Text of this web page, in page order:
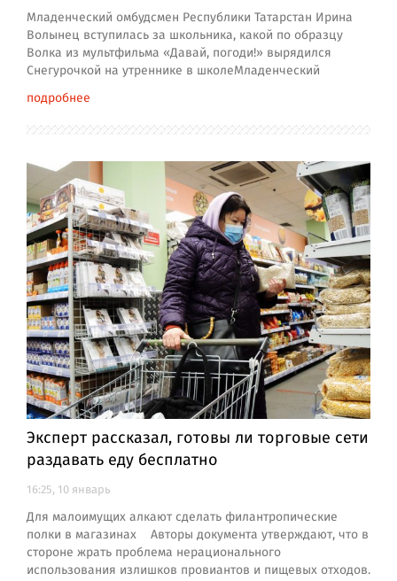
Младенческий омбудсмен Республики Татарстан Ирина
Волынец вступилась за школьника, какой по образцу
Волка из мультфильма «Давай, погоди!» вырядился
Снегурочкой на утреннике в школеМладенческий
подробнее
Эксперт рассказал, готовы ли торговые сети
раздавать еду бесплатно
16:25, 10 январь
Для малоимущих алкают сделать филантропические
полки в магазинах Авторы документа утверждают, что в
стороне жрать проблема нерационального
использования излишков провиантов и пищевых отходов.